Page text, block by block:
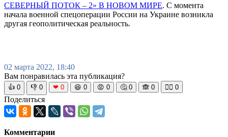
СЕВЕРНЫЙ ПОТОК – 2» В НОВОМ МИРЕ. С момента
начала военной спецоперации России на Украине возникла
другая геополитическая реальность.
02 марта 2022, 18:40
Вам понравилась эта публикация?
👍 0 👎 0 ❤ 0 😆 0 😡 0 🤔 0 🙈 0 🧘‍♀️ 0
Поделиться
Комментарии